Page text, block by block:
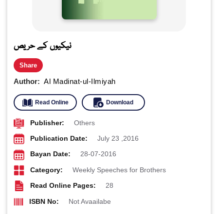
نیکیوں کے حریص
Share
Author: Al Madinat-ul-Ilmiyah
Read Online Download
Publisher: Others
Publication Date: July 23 ,2016
Bayan Date: 28-07-2016
Category: Weekly Speeches for Brothers
Read Online Pages: 28
ISBN No: Not Avaailabe